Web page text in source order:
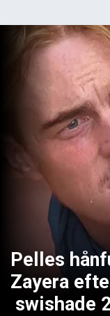
Pelles
Zayera
swishade